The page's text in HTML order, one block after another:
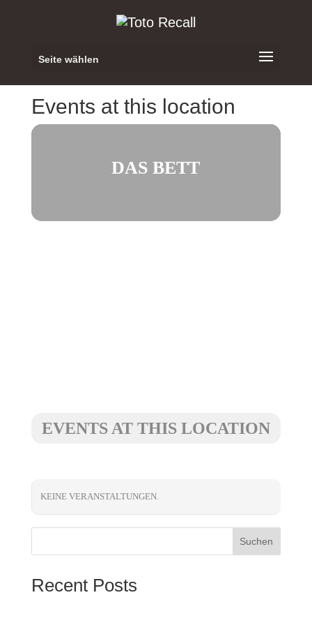
Seite wählen
Events at this location
DAS BETT
EVENTS AT THIS LOCATION
KEINE VERANSTALTUNGEN.
Suchen
Recent Posts